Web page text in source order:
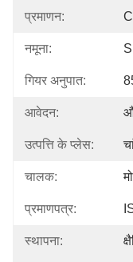
प्रमाणन:
नमूना:
गियर अनुपात:
आवेदन:
उत्पत्ति के प्लेस:
चालक:
प्रमाणपत्र:
स्थापना: